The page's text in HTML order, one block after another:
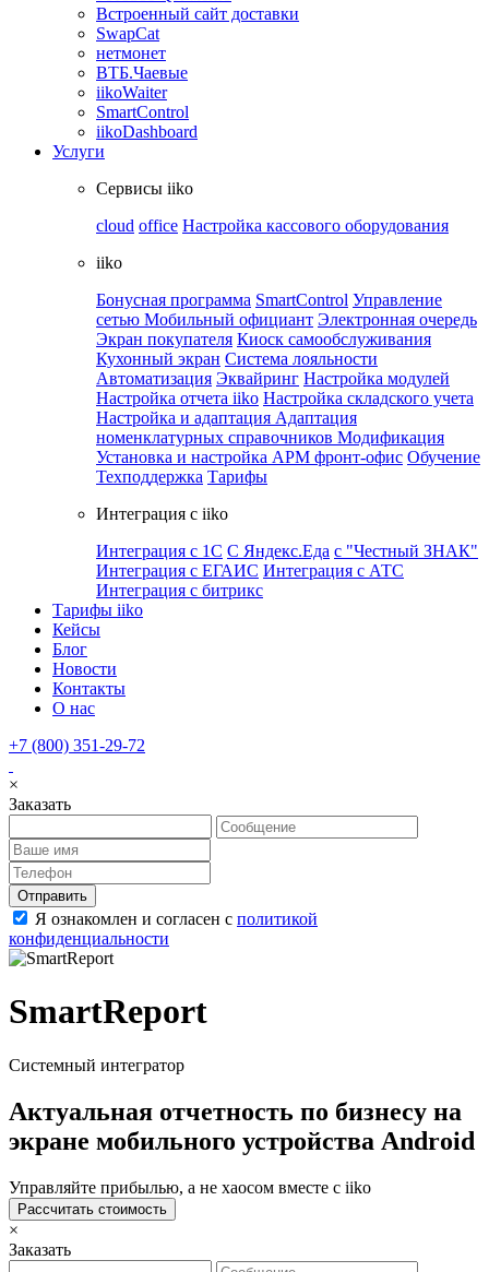
Встроенный сайт доставки
SwapCat
нетмонет
ВТБ.Чаевые
iikoWaiter
SmartControl
iikoDashboard
Услуги
Сервисы iiko
cloud office Настройка кассового оборудования
iiko
Бонусная программа SmartControl Управление
сетью Мобильный официант Электронная очередь
Экран покупателя Киоск самообслуживания
Кухонный экран Система лояльности
Автоматизация Эквайринг Настройка модулей
Настройка отчета iiko Настройка складского учета
Настройка и адаптация Адаптация
номенклатурных справочников Модификация
Установка и настройка APM фронт-офис Обучение
Техподдержка Тарифы
Интеграция с iiko
Интеграция с 1С С Яндекс.Еда с "Честный ЗНАК"
Интеграция с ЕГАИС Интеграция с АТС
Интеграция с битрикс
Тарифы iiko
Кейсы
Блог
Новости
Контакты
О нас
+7 (800) 351-29-72
×
Заказать
Отправить
Я ознакомлен и согласен с политикой
конфиденциальности
SmartReport
Системный интегратор
Актуальная отчетность по бизнесу на
экране мобильного устройства Android
Управляйте прибылью, а не хаосом вместе с iiko
Рассчитать стоимость
×
Заказать